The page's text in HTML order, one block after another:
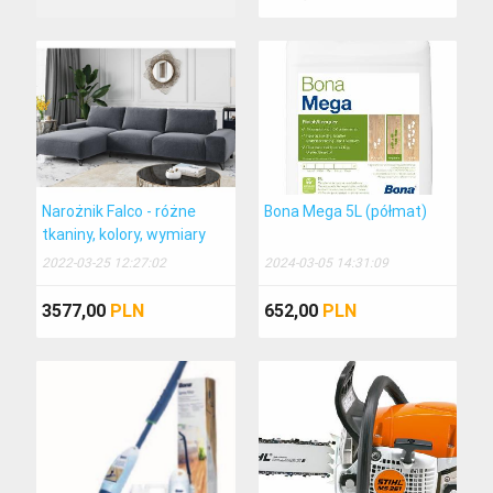
2017-04-14, Sport
NIGHT of the JUMPs Krakow 2017
2017-03-27, Sport
Kulisy meczu z Ruchem w Niecieczy
2017-03-09, Sport
2017-03-07, Wiadomości
2017-03-06, Sport
Przemówienie prezydenta Tarnowa Romana Ciepieli podczas obchodów Narodowego Dnia Pamięci Żołnierzy Wyklętych-
2017-03-02, Wiadomości
Narożnik Falco - różne
tkaniny, kolory, wymiary
2022-03-25 12:27:02
3577,00 PLN
Bona Mega 5L (półmat)
2024-03-05 14:31:09
652,00 PLN